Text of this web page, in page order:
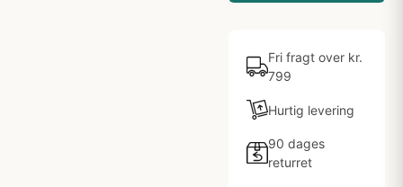
Fri fragt over kr.
799
Hurtig levering
90 dages
returret